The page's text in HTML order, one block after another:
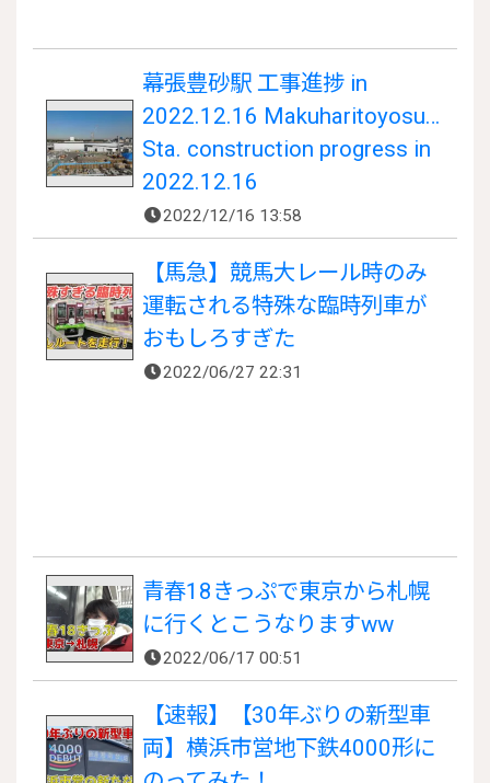
幕張豊砂駅 工事進捗 in
2022.12.16 Makuharitoyosuna
Sta. construction progress in
2022.12.16
2022/12/16 13:58
【馬急】競馬大レール時のみ
運転される特殊な臨時列車が
おもしろすぎた
2022/06/27 22:31
青春18きっぷで東京から札幌
に行くとこうなりますww
2022/06/17 00:51
【速報】【30年ぶりの新型車
両】横浜市営地下鉄4000形に